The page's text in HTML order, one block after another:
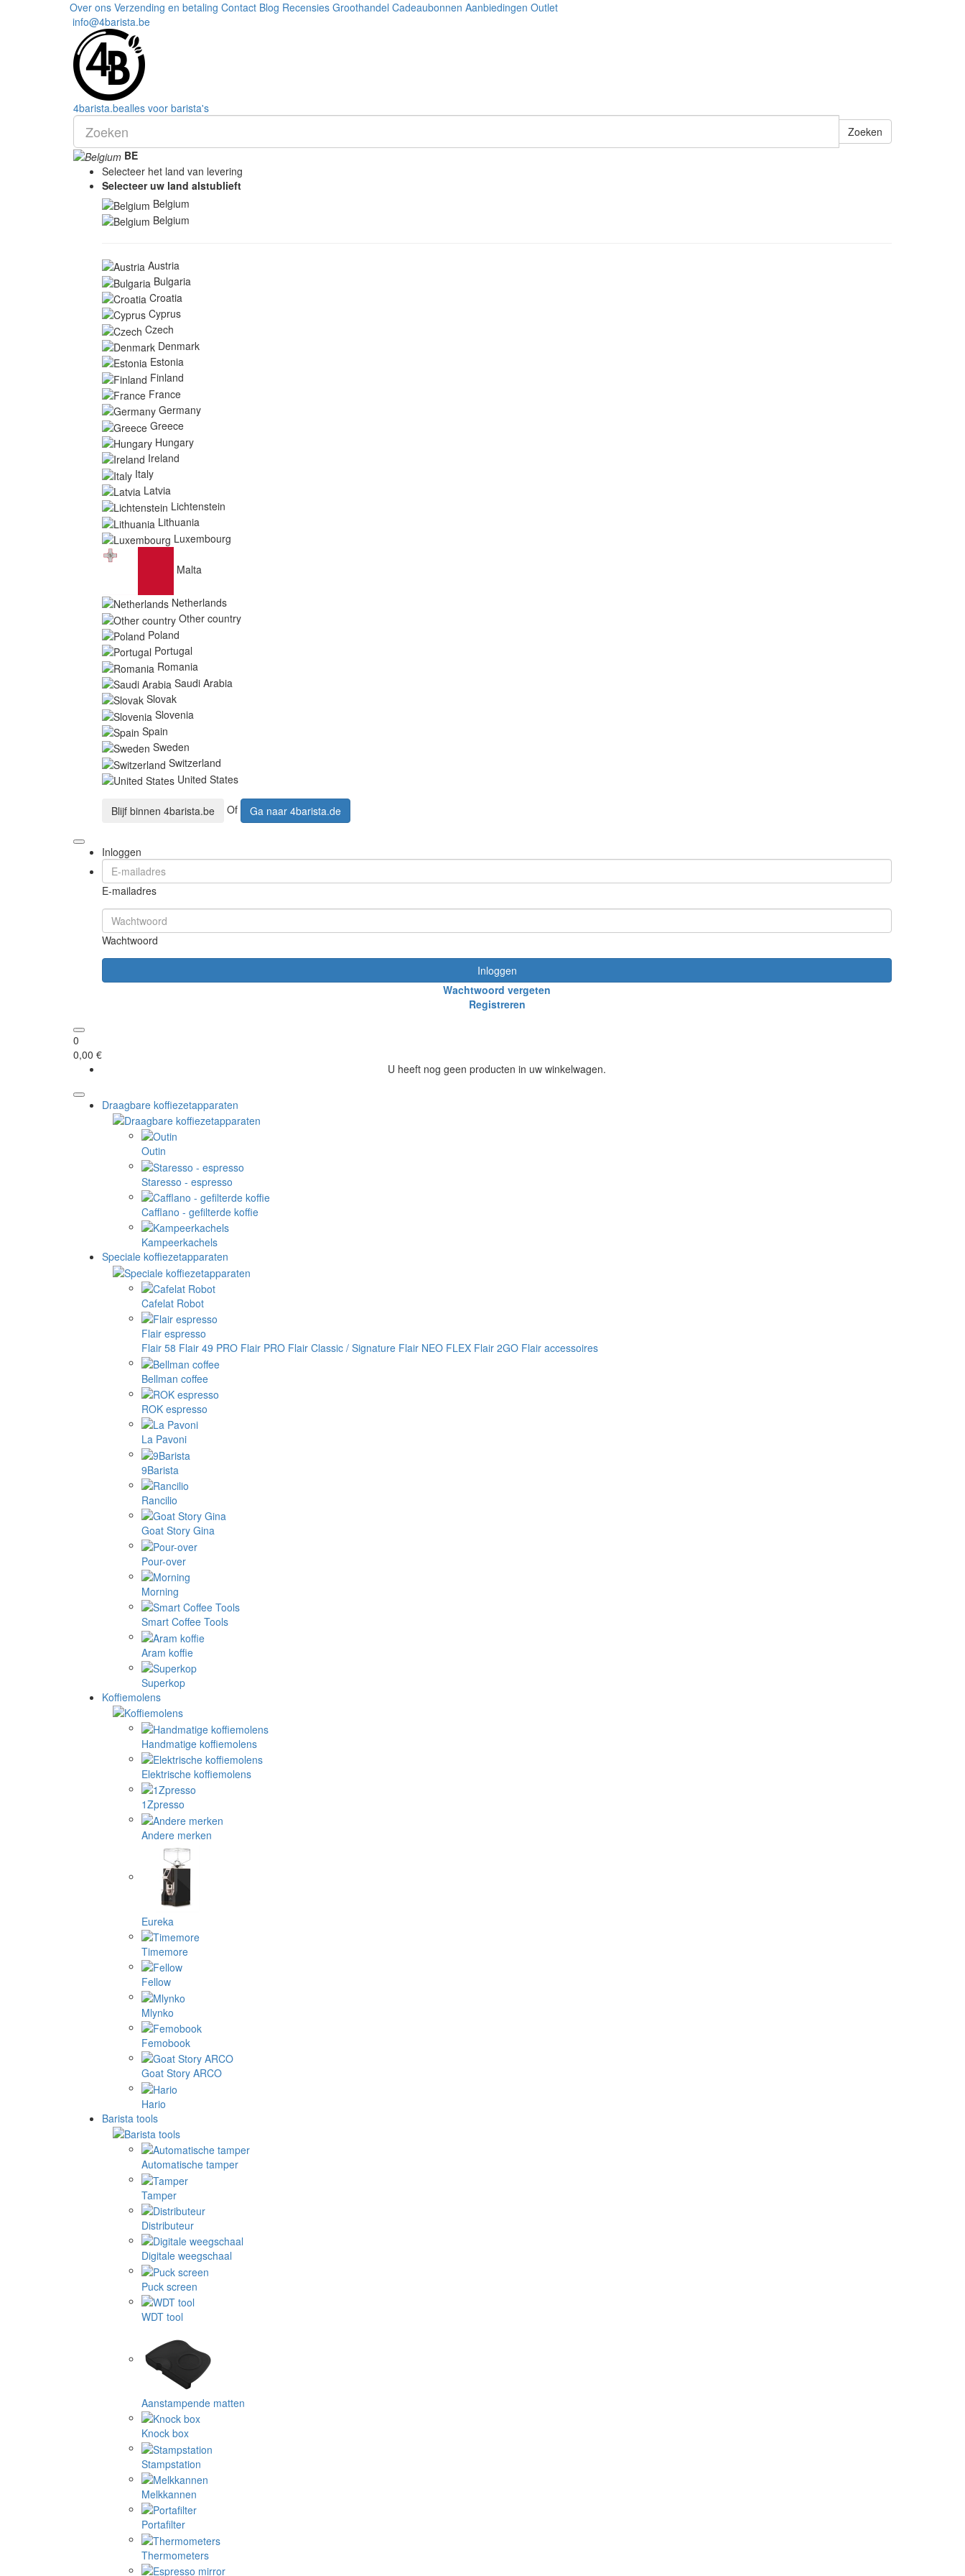
Over ons Verzending en betaling Contact Blog Recensies Groothandel Cadeaubonnen Aanbiedingen Outlet
info@4barista.be
4barista.bealles voor barista's
Zoeken
BE
Selecteer het land van levering
Selecteer uw land alstublieft
Belgium
Belgium
Austria
Bulgaria
Croatia
Cyprus
Czech
Denmark
Estonia
Finland
France
Germany
Greece
Hungary
Ireland
Italy
Latvia
Lichtenstein
Lithuania
Luxembourg
Malta
Netherlands
Other country
Poland
Portugal
Romania
Saudi Arabia
Slovak
Slovenia
Spain
Sweden
Switzerland
United States
Blijf binnen 4barista.be Of Ga naar 4barista.de
Inloggen
E-mailadres
Wachtwoord
Inloggen
Wachtwoord vergeten
Registreren
0
0,00 €
U heeft nog geen producten in uw winkelwagen.
Draagbare koffiezetapparaten
Outin
Staresso - espresso
Cafflano - gefilterde koffie
Kampeerkachels
Speciale koffiezetapparaten
Cafelat Robot
Flair espresso
Flair 58 Flair 49 PRO Flair PRO Flair Classic / Signature Flair NEO FLEX Flair 2GO Flair accessoires
Bellman coffee
ROK espresso
La Pavoni
9Barista
Rancilio
Goat Story Gina
Pour-over
Morning
Smart Coffee Tools
Aram koffie
Superkop
Koffiemolens
Handmatige koffiemolens
Elektrische koffiemolens
1Zpresso
Andere merken
Eureka
Timemore
Fellow
Mlynko
Femobook
Goat Story ARCO
Hario
Barista tools
Automatische tamper
Tamper
Distributeur
Digitale weegschaal
Puck screen
WDT tool
Aanstampende matten
Knock box
Stampstation
Melkkannen
Portafilter
Thermometers